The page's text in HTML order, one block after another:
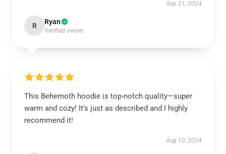
Sep 21, 2024
R Ryan
Verified owner
This Behemoth hoodie is top-notch quality—super
warm and cozy! It’s just as described and I highly
recommend it!
Aug 10, 2024